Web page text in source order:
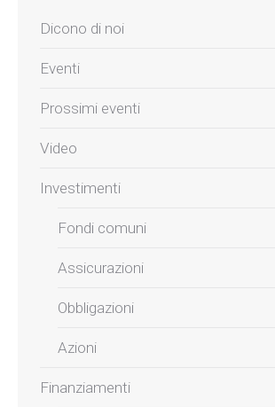
Dicono di noi
Eventi
Prossimi eventi
Video
Investimenti
Fondi comuni
Assicurazioni
Obbligazioni
Azioni
Finanziamenti